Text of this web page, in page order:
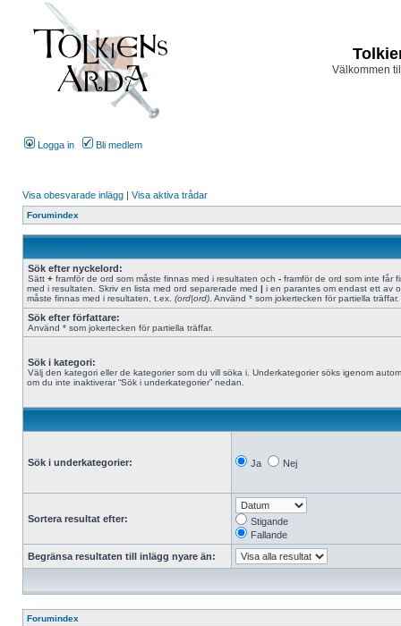
Välkommen
Logga in Bli medlem
Visa obesvarade inlägg | Visa aktiva trådar
Forumindex
Sök efter nyckelord:
Sätt + framför de ord som måste finnas med i resultaten och - framför de ord som inte får
med i resultaten. Skriv en lista med ord separerade med | i en parantes om endast ett av
måste finnas med i resultaten, t.ex. (ord|ord) . Använd * som jokertecken för partiella träffar.
Sök efter författare:
Använd * som jokertecken för partiella träffar.
Sök i kategori:
Välj den kategori eller de kategorier som du vill söka i. Underkategorier söks igenom
om du inte inaktiverar “Sök i underkategorier” nedan.
Sök i underkategorier: Ja Nej
Sortera resultat efter:
Stigande
Fallande
Begränsa resultaten till inlägg nyare än:
Forumindex